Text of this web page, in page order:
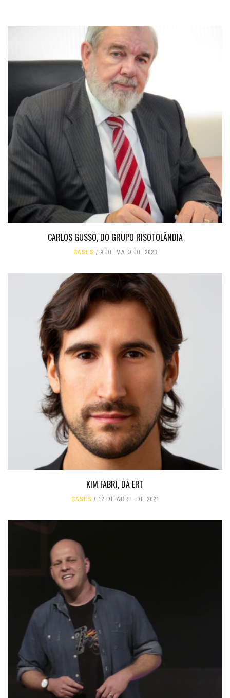
CARLOS GUSSO, DO GRUPO RISOTOLÂNDIA
CASES 9 DE MAIO DE 2023
KIM FABRI, DA ERT
CASES 12 DE ABRIL DE 2021